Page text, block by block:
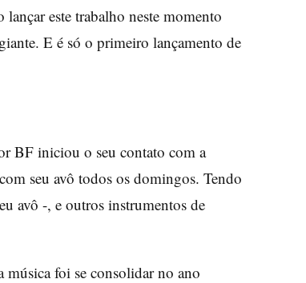
este trabalho neste momento
E é só o primeiro lançamento de
BF iniciou o seu contato com a
seu avô todos os domingos. Tendo
avô -, e outros instrumentos de
música foi se consolidar no ano